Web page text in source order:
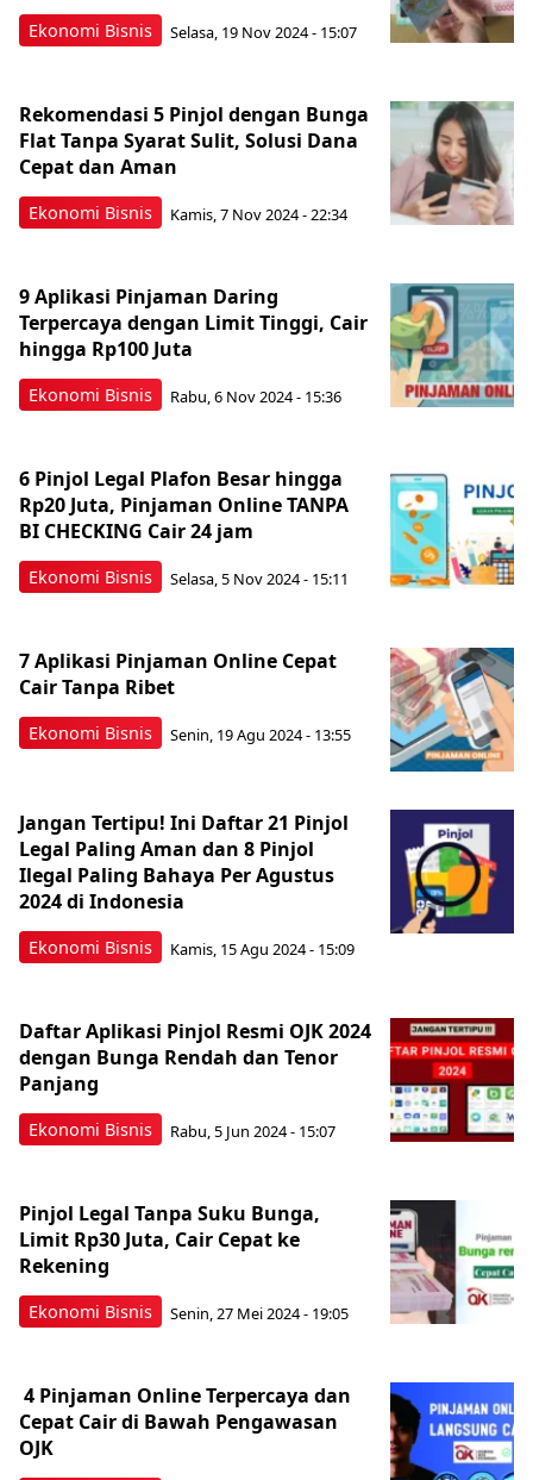
Ekonomi Bisnis Selasa, 19 Nov 2024 - 15:07
Ekonomi Bisnis
Rekomendasi 5 Pinjol dengan Bunga
Flat Tanpa Syarat Sulit, Solusi Dana
Cepat dan Aman
Kamis, 7 Nov 2024 - 22:34
Ekonomi Bisnis
9 Aplikasi Pinjaman Daring
Terpercaya dengan Limit Tinggi, Cair
hingga Rp100 Juta
Rabu, 6 Nov 2024 - 15:36
Ekonomi Bisnis
6 Pinjol Legal Plafon Besar hingga
Rp20 Juta, Pinjaman Online TANPA
BI CHECKING Cair 24 jam
Selasa, 5 Nov 2024 - 15:11
Ekonomi Bisnis
7 Aplikasi Pinjaman Online Cepat
Cair Tanpa Ribet
Senin, 19 Agu 2024 - 13:55
Ekonomi Bisnis
Jangan Tertipu! Ini Daftar 21 Pinjol
Legal Paling Aman dan 8 Pinjol
Ilegal Paling Bahaya Per Agustus
2024 di Indonesia
Kamis, 15 Agu 2024 - 15:09
Ekonomi Bisnis
Daftar Aplikasi Pinjol Resmi OJK 2024
dengan Bunga Rendah dan Tenor
Panjang
Rabu, 5 Jun 2024 - 15:07
Ekonomi Bisnis
Pinjol Legal Tanpa Suku Bunga,
Limit Rp30 Juta, Cair Cepat ke
Rekening
Senin, 27 Mei 2024 - 19:05
4 Pinjaman Online Terpercaya dan
Cepat Cair di Bawah Pengawasan
OJK